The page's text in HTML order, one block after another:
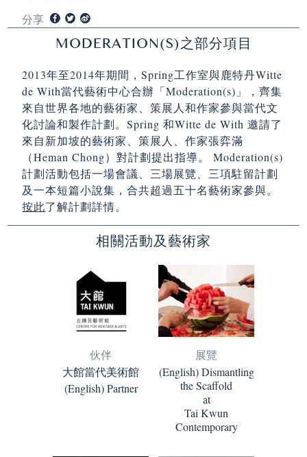
分享
MODERATION(S)之部分項目
2013年至2014年期間，Spring工作室與鹿特丹Witte
de With當代藝術中心合辦「Moderation(s)」，齊集
來自世界各地的藝術家、策展人和作家參與當代文
化討論和製作計劃。Spring 和Witte de With 邀請了
來自新加坡的藝術家、策展人、作家張弈滿
（Heman Chong）對計劃提出指導。 Moderation(s)
計劃活動包括一場會議、三場展覽、三項駐留計劃
及一本短篇小說集，合共超過五十名藝術家參與。
按此了解計劃詳情。
相關活動及藝術家
伙伴
大館當代美術館
(English) Partner
展覽
(English) Dismantling
the Scaffold
at
Tai Kwun
Contemporary